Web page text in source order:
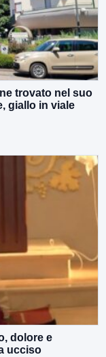
trovato nel suo
giallo in viale
dolore e
ucciso